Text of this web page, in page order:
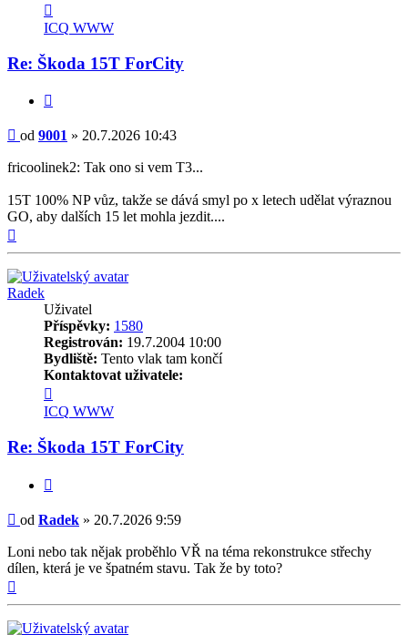
uživatele
9001
ICQ WWW
Re: Škoda 15T ForCity
Příspěvek
od 9001 » 20.7.2026 10:43
fricoolinek2: Tak ono si vem T3...
15T 100% NP vůz, takže se dává smyl po x letech udělat výraznou
GO, aby dalších 15 let mohla jezdit....
Radek
Uživatel
Příspěvky: 1580
Registrován: 19.7.2004 10:00
Bydliště: Tento vlak tam končí
Kontaktovat uživatele:
uživatele
Radek
ICQ WWW
Re: Škoda 15T ForCity
Příspěvek
od Radek » 20.7.2026 9:59
Loni nebo tak nějak proběhlo VŘ na téma rekonstrukce střechy
dílen, která je ve špatném stavu. Tak že by toto?